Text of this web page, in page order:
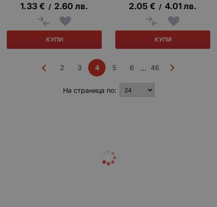
1.33€ / 2.60 лв.
КУПИ
2.05 € / 4.01лв.
КУПИ
2 3 4 5 6 ... 46
На страница по: